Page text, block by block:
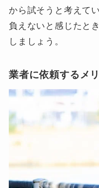
から試そうと考えて
負えないと感じたと
しましょう。
業者に依頼するメ